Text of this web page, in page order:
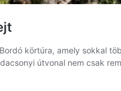
körtúra, amely sokkal
útvonal nem csak